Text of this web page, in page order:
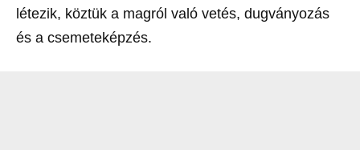
létezik, köztük a magról való vetés, dugványozás
és a csemeteképzés.